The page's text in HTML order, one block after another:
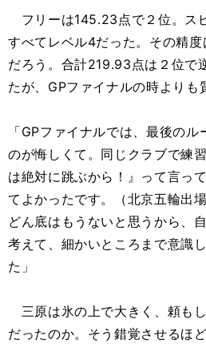
フリーは145.23点で２位。ス
すべてレベル4だった。その精
だろう。合計219.93点は２位で
たが、GPファイナルの時よりも
「GPファイナルでは、最後の
のが悔しくて。同じクラブで練
は絶対に跳ぶから！』って言っ
てよかったです。（北京五輪出
どん底はもうないと思うから、
考えて、細かいところまで意識
た」
三原は氷の上で大きく、頼も
だったのか。そう錯覚させるほど